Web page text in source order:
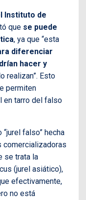
Instituto de
que se puede
, ya que “esta
diferenciar
hacer y
realizan”. Esto
permiten
en tarro del falso
falso” hecha
comercializadoras
se trata la
(jurel asiático),
efectivamente,
no está